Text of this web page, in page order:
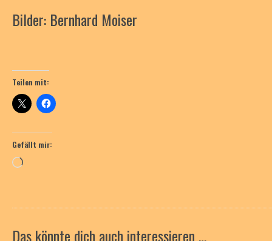
Bilder: Bernhard Moiser
Teilen mit:
Gefällt mir:
Wird
Das könnte dich auch interessieren …